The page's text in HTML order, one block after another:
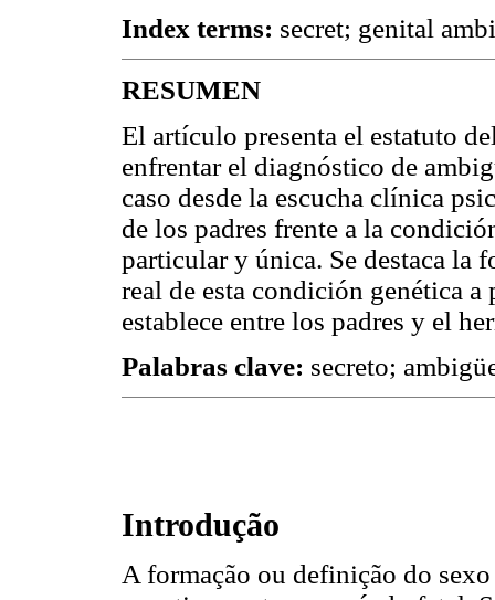
Index terms: secret; genital
RESUMEN
El artículo presenta el estatuto
enfrentar el diagnóstico de
caso desde la escucha clínica
de los padres frente a la
particular y única. Se destaca la
real de esta condición genética
establece entre los padres y el
Palabras clave: secreto;
Introdução
A formação ou definição do